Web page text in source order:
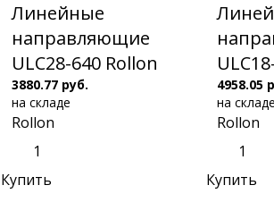
Линейные
направляющие
ULC28-640 Rollon
3880.77 руб.
на складе
Rollon
Купить
4958.05
на складе
Rollon
Купить